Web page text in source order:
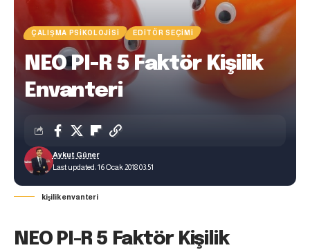
ÇALIŞMA PSIKOLOJISI EDITÖR SEÇIMI
NEO PI-R 5 Faktör Kişilik
Envanteri
Last updated: 16 Ocak 2018 03:51
Aykut Güner
kişilik envanteri
NEO PI-R 5 Faktör Kişilik